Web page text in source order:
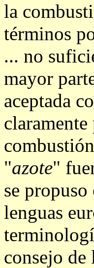
la
términos
... no
mayor
aceptada
"azote"
se
lenguas
consejo de